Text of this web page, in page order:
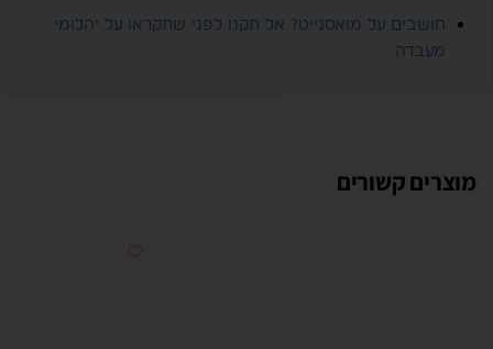
חושבים על מואסנייט? אל תקנו לפני שתקראו על יהלומי
מעבדה
מוצרים קשורים